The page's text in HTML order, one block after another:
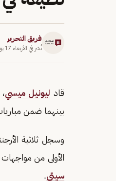
فريق التحرير
نُشر في الأربعاء 17 يونيو 2026
قاد ليونيل ميسي
بينهما ضمن مباريات
الأولى من
سيتي.